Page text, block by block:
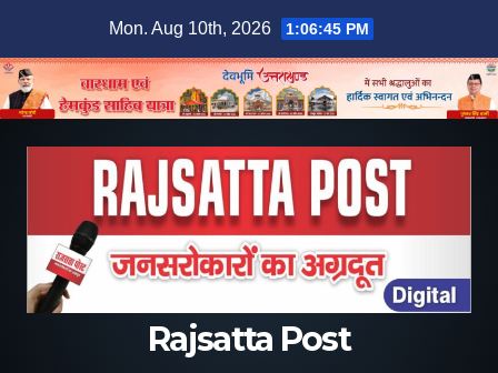
content
Mon. Aug 10th, 2026 1:06:46 PM
Rajsatta Post